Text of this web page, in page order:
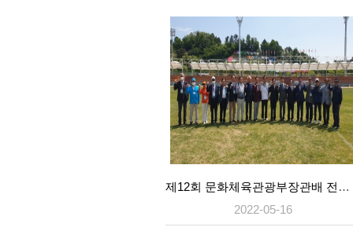
제12회 문화체육관광부장관배 전국그라운드골프대회
2022-05-16